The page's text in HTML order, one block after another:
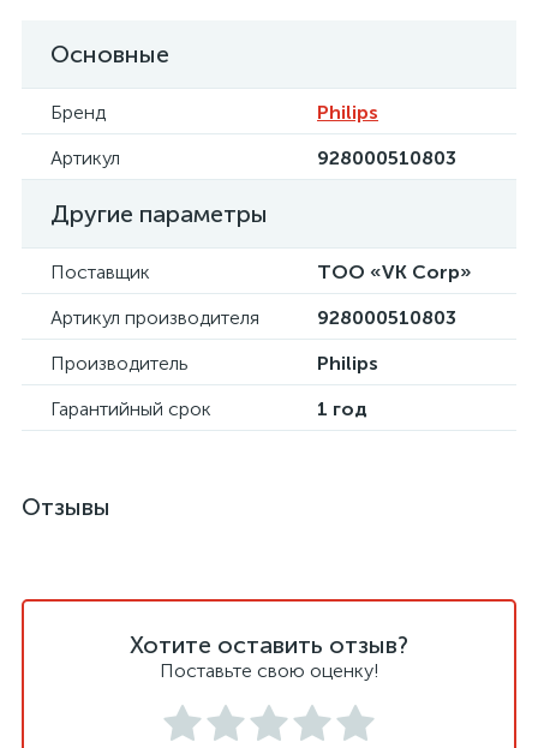
Основные
Бренд
Philips
Артикул
928000510803
Другие параметры
Поставщик
ТОО «VK Corp»
Артикул производителя
928000510803
Производитель
Philips
Гарантийный срок
1 год
Отзывы
Хотите оставить отзыв?
Поставьте свою оценку!